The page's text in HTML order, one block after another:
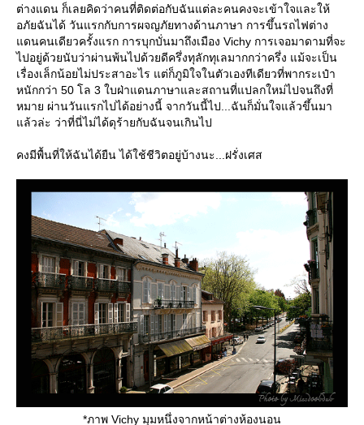
ต่างแดน ก็เลยคิดว่าคนที่ติดต่อกับฉันแต่ละคนคงจะเข้าใจและให้
อภัยฉันได้ วันแรกกับการผจญภัยทางด้านภาษา การขึ้นรถไฟต่าง
ดนคนเดียวครั้งแรก การบุกบั่นมาถึงเมือง Vichy การเจอมาดามที่จะ
ไปอยู่ด้วยนับว่าผ่านพ้นไปด้วยดีครึ่งทุลักทุเลมากกว่าครึ่ง แม้จะเป็น
เรื่องเล็กน้อยไม่ประสาอะไร แต่ก็ภูมิใจในตัวเองทีเดียวที่พากระเป๋า
หนักกว่า 50 โล 3 ใบฝ่าแดนภาษาและสถานที่แปลกใหม่ไปจนถึงที่
หมาย ผ่านวันแรกไปได้อย่างนี้ จากวันนี้ไป...ฉันก็มั่นใจแล้วขึ้นมา
ล้วล่ะ ว่าที่นี่ไม่ได้ดุร้ายกับฉันจนเกินไป
คงมีพื้นที่ให้ฉันได้ยืน ได้ใช้ชีวิตอยู่บ้างนะ...ฝรั่งเศส
*ภาพ Vichy มุมหนึ่งจากหน้าต่างห้องนอน